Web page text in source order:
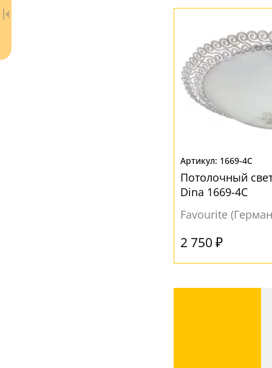
- бесплатно по России
1669-4C
Потолочный
Dina 1669-4C
Favourite
2 750 ₽